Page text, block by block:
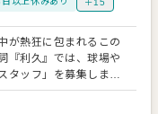
＋15
が熱狂に包まれるこの
『利久』では、球場や
タッフ」を募集しま
ースがおこなわれるプ
あふれる百貨店の催事